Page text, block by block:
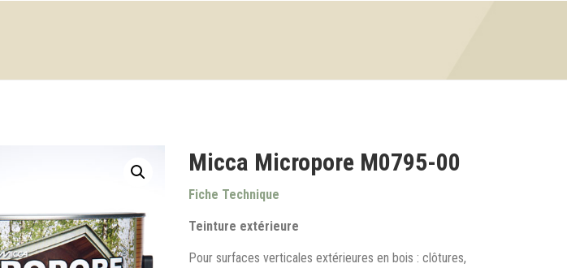
Micca Micropore M0795-00
Fiche Technique
Teinture extérieure
Pour surfaces verticales extérieures en bois : clôtures,